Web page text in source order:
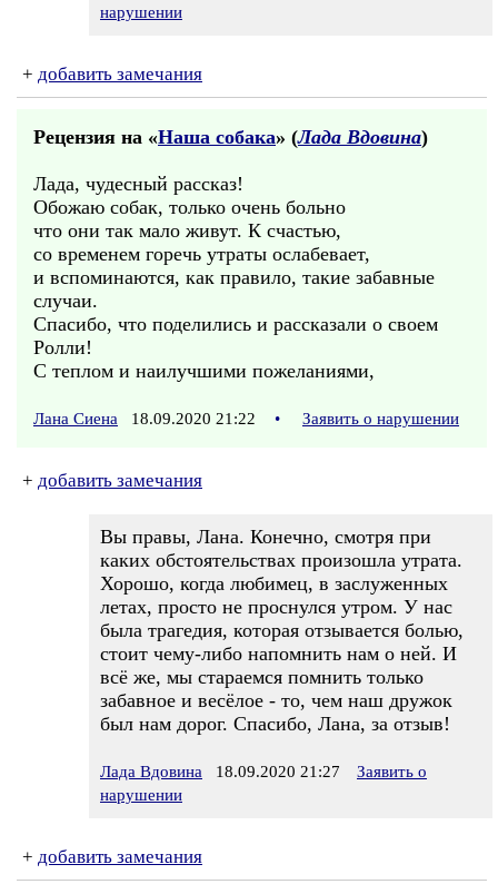
нарушении
+ добавить замечания
Рецензия на «Наша собака» (Лада Вдовина)
Лада, чудесный рассказ!
Обожаю собак, только очень больно
что они так мало живут. К счастью,
со временем горечь утраты ослабевает,
и вспоминаются, как правило, такие забавные
случаи.
Спасибо, что поделились и рассказали о своем
Ролли!
С теплом и наилучшими пожеланиями,
Лана Сиена 18.09.2020 21:22 • Заявить о нарушении
+ добавить замечания
Вы правы, Лана. Конечно, смотря при
каких обстоятельствах произошла утрата.
Хорошо, когда любимец, в заслуженных
летах, просто не проснулся утром. У нас
была трагедия, которая отзывается болью,
стоит чему-либо напомнить нам о ней. И
всё же, мы стараемся помнить только
забавное и весёлое - то, чем наш дружок
был нам дорог. Спасибо, Лана, за отзыв!
Лада Вдовина 18.09.2020 21:27
Заявить о
нарушении
+ добавить замечания